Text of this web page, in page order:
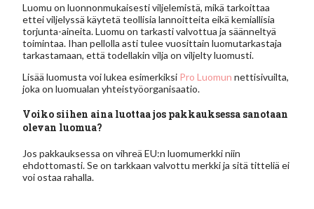
Luomu on luonnonmukaisesti viljelemistä, mikä tarkoittaa
ettei viljelyssä käytetä teollisia lannoitteita eikä kemiallisia
torjunta-aineita. Luomu on tarkasti valvottua ja säänneltyä
toimintaa. Ihan pellolla asti tulee vuosittain luomutarkastaja
tarkastamaan, että todellakin vilja on viljelty luomusti.
Lisää luomusta voi lukea esimerkiksi Pro Luomun nettisivuilta,
joka on luomualan yhteistyöorganisaatio.
Voiko siihen aina luottaa jos pakkauksessa sanotaan
olevan luomua?
Jos pakkauksessa on vihreä EU:n luomumerkki niin
ehdottomasti. Se on tarkkaan valvottu merkki ja sitä titteliä ei
voi ostaa rahalla.